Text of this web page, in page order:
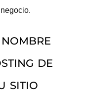
de
sitio